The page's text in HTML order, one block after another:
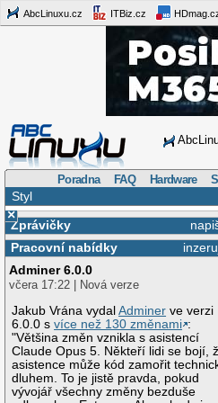
AbcLinuxu.cz ITBiz.cz
Poradna FAQ Hardware
Styl
×
Zprávičky
Pracovní nabídky
Adminer 6.0.0
včera 17:22 | Nová verze
Jakub Vrána vydalAdminer ve verzi
6.0.0 svíce než 130 změnami :
"Většina změn vznikla s asistencí
Claude Opus 5. Někteří lidi se bojí,
asistence může kód zamořit
dluhem. To je jistě pravda, pokud
vývojář všechny změny bezduše